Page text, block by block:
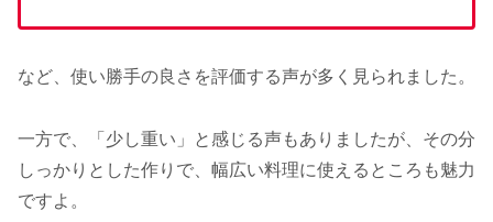
など、使い勝手の良さを評価する声が多く見られました。
一方で、「少し重い」と感じる声もありましたが、その分
しっかりとした作りで、幅広い料理に使えるところも魅力
ですよ。